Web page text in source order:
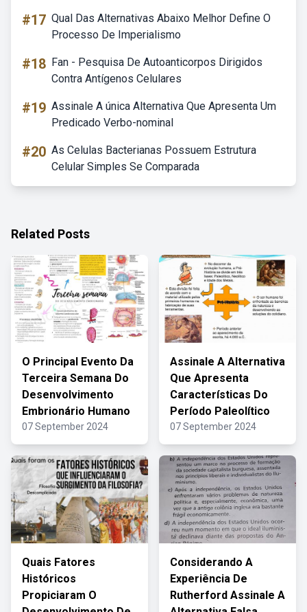
#17 Qual Das Alternativas Abaixo Melhor Define O
Processo De Imperialismo
#18 Fan - Pesquisa De Autoanticorpos Dirigidos
Contra Antígenos Celulares
#19 Assinale A única Alternativa Que Apresenta Um
Predicado Verbo-nominal
#20 As Celulas Bacterianas Possuem Estrutura
Celular Simples Se Comparada
Related Posts
O Principal Evento Da
Terceira Semana Do
Desenvolvimento
Embrionário Humano
07 September 2024
Assinale A Alternativa
Que Apresenta
Características Do
Período Paleolítico
07 September 2024
Quais Fatores
Históricos
Propiciaram O
Considerando A
Experiência De
Rutherford Assinale A